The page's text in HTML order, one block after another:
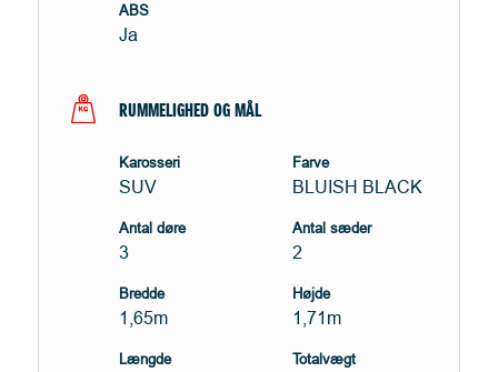
ABS
Ja
RUMMELIGHED OG MÅL
Karosseri
SUV
Farve
BLUISH BLACK
Antal døre
3
Antal sæder
2
Bredde
1,65m
Højde
1,71m
Længde Totalvægt